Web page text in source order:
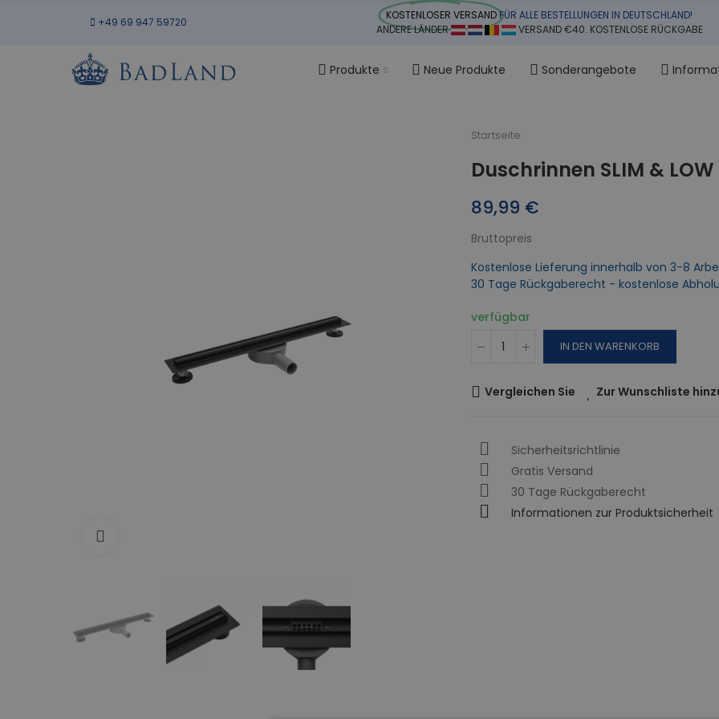
+49 69 947 59720
KOSTENLOSER VERSANDFÜR ALLE BESTELLUNGEN IN DEUTSCHLAND!
ANDERE LÄNDER
VERSAND €40. KOSTENLOSE RÜCKGABE
Produkte Neue Produkte Sonderangebote
Startseite
Duschrinnen SLIM &
89,99 €
Bruttopreis
Kostenlose Lieferung innerhalb von 3-8
30 Tage Rückgaberecht - kostenlose
verfügbar
IN DEN WARENKORB
Vergleichen Sie Zur Wunschliste
Sicherheitsrichtlinie
Gratis Versand
30 Tage Rückgaberecht
Informationen zur Produktsicherheit